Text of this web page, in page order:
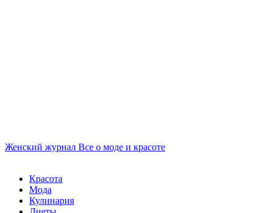
Женский журнал Все о моде и красоте
Красота
Мода
Кулинария